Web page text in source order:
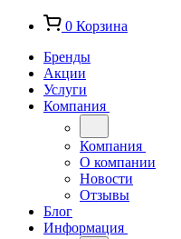
0 Корзина
Бренды
Акции
Услуги
Компания
Компания
О компании
Новости
Отзывы
Блог
Информация